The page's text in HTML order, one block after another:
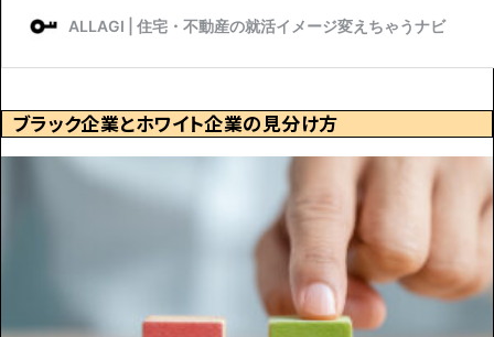
ブラック企業とホワイト企業の見分け方